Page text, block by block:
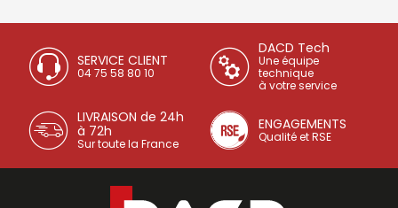
SERVICE CLIENT
04 75 58 80 10
DACD Tech
Une équipe
technique
à votre service
LIVRAISON de 24h
à 72h
Sur toute la France
ENGAGEMENTS
Qualité et RSE